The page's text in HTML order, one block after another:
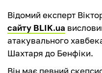
Відомий експерт
сайту BLIK.ua
атакувального
Шахтаря до Бенфіки.